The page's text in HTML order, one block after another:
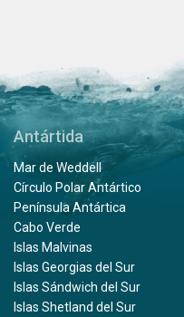
Antártida
Mar de Weddell
Círculo Polar Antártico
Península Antártica
Cabo Verde
Islas Malvinas
Islas Georgias del Sur
Islas Sándwich del Sur
Islas Shetland del Sur